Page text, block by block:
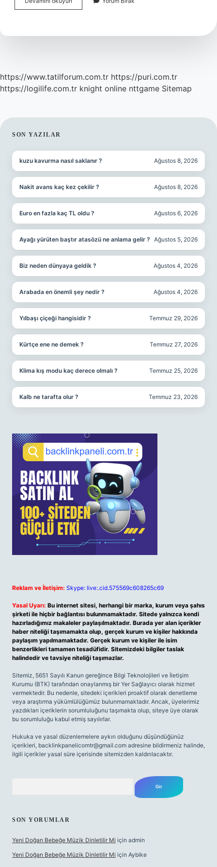
Mirastan
https://www.tatilforum.com.tr https://puri.com.tr
https://logilife.com.tr knight online nttgame Sitemap
SIDEBAR
SON YAZILAR
kuzu kavurma nasıl saklanır ? Ağustos 8, 2026
Nakit avans kaç kez çekilir ? Ağustos 8, 2026
Euro en fazla kaç TL oldu ? Ağustos 6, 2026
Ayağı yürüten baştır atasözü ne anlama gelir ? Ağustos 5, 2026
Biz neden dünyaya geldik ? Ağustos 4, 2026
Arabada en önemli şey nedir ? Ağustos 4, 2026
Yılbaşı çiçeği hangisidir ? Temmuz 29, 2026
Kürtçe ene ne demek ? Temmuz 27, 2026
Klima kış modu kaç derece olmalı ? Temmuz 25, 2026
Kalb ne tarafta olur ? Temmuz 23, 2026
Reklam ve İletişim: Skype: live:.cid.575569c608265c69
Yasal Uyarı: Bu internet sitesi, herhangi bir marka, kurum veya şahıs
şirketi ile hiçbir bağlantısı bulunmamaktadır. Sitede yalnızca kendi
hazırladığımız makaleler paylaşılmaktadır. Burada yer alan içerikler
haber niteliği taşımamakta olup, gerçek kurum ve kişiler hakkında
paylaşım yapılmamaktadır. Gerçek kurum ve kişiler ile isim
benzerlikleri tamamen tesadüfidir. Sitemizdeki bilgiler taslak
halindedir ve tavsiye niteliği taşımazlar.
Sitemiz, 5651 Sayılı Kanun gereğince Bilgi Teknolojileri ve İletişim
Kurumu (BTK) tarafından onaylanmış bir Yer Sağlayıcı olarak hizmet
vermektedir. Bu nedenle, sitedeki içerikleri proaktif olarak denetleme
veya araştırma yükümlülüğümüz bulunmamaktadır. Ancak, üyelerimiz
yazdıkları içeriklerin sorumluluğunu taşımakta olup, siteye üye olarak
bu sorumluluğu kabul etmiş sayılırlar.
Hukuka ve yasal düzenlemelere aykırı olduğunu düşündüğünüz
içerikleri, backlinkpanelicomtr@gmail.com adresine bildirmeniz halinde,
ilgili içerikler yasal süre içerisinde sitemizden kaldırılacaktır.
SON YORUMLAR
Yeni Doğan Bebeğe Müzik Dinletilir Mi için admin
Yeni Doğan Bebeğe Müzik Dinletilir Mi için Aybike